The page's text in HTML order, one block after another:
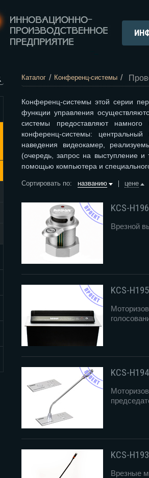
Каталог / Конференц-системы /
Конференц-системы этой серии
функции управления
системы предоставляют
конференц-системы:
наведения видеокамер,
(очередь, запрос на выступление
помощью компьютера и
Сортировать по: названию цене
KCS-
Врезной
KCS-
KCS-
KCS-H193
Врезные